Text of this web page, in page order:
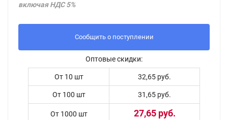
включая НДС 5%
Сообщить о поступлении
Оптовые скидки:
От 10 шт 32,65 руб.
От 100 шт 31,65 руб.
От 1000 шт 27,65 руб.